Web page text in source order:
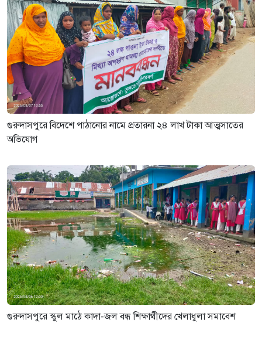
গুরুদাসপুরে বিদেশে পাঠানোর নামে প্রতারনা ২৪ লাখ টাকা আত্মসাতের
অভিযোগ
গুরুদাসপুরে স্কুল মাঠে কাদা-জল বন্ধ শিক্ষার্থীদের খেলাধুলা সমাবেশ